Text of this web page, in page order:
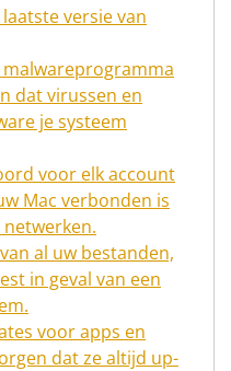
versie van
dat virussen en
je systeem
voor elk account
Mac verbonden is
al uw bestanden,
in geval van een
voor apps en
dat ze altijd up-